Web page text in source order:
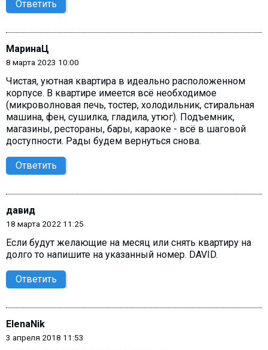
Ответить
МаринаЦ
8 марта 2023 10:00
Чистая, уютная квартира в идеально расположенном
корпусе. В квартире имеется всё необходимое
(микроволновая печь, тостер, холодильник, стиральная
машина, фен, сушилка, гладила, утюг). Подъемник,
магазины, рестораны, бары, караоке - всё в шаговой
доступности. Рады будем вернуться снова.
Ответить
давид
18 марта 2022 11:25
Если будут желающие на месяц или снять квартиру на
долго то напишите на указанный номер. DAVID.
Ответить
ElenaNik
3 апреля 2018 11:53